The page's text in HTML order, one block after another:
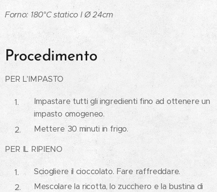
Forno: 180°C statico I Ø 24cm
Procedimento
PER L'IMPASTO
Impastare tutti gli ingredienti fino ad ottenere un
impasto omogeneo.
Mettere 30 minuti in frigo.
PER IL RIPIENO
Sciogliere il cioccolato. Fare raffreddare.
Mescolare la ricotta, lo zucchero e la bustina di